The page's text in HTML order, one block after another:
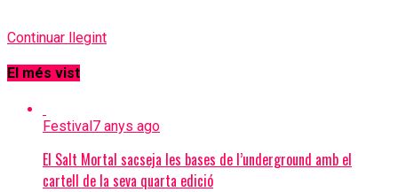
Continuar llegint
El més vist
Festival7 anys ago
El Salt Mortal sacseja les bases de l’underground amb el
cartell de la seva quarta edició